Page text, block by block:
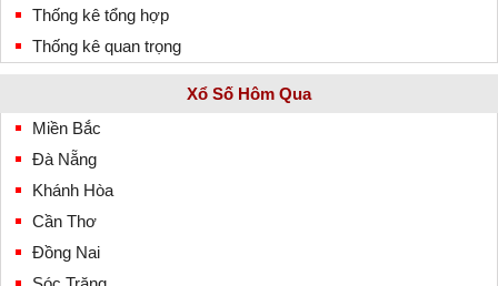
Thống kê tổng hợp
Thống kê quan trọng
Xổ Số Hôm Qua
Miền Bắc
Đà Nẵng
Khánh Hòa
Cần Thơ
Đồng Nai